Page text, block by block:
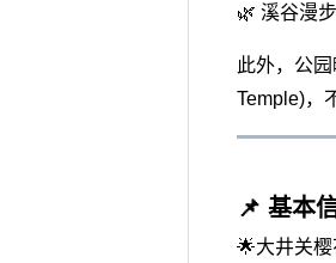
🌿 溪谷漫
此外，公
Temple)，
📌 基本
🌟大井关樱